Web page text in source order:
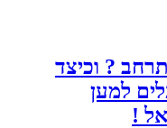
? וכיצד
למען
!